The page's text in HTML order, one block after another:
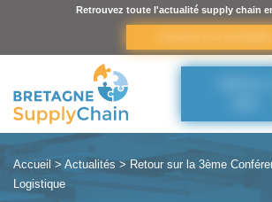
Retrouvez toute l'actualité supply chain
Accueil > Actualités> Retour sur la 3ème
Logistique
Panneau de gestion des cookies